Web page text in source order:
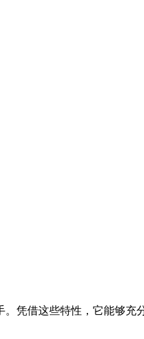
凭借这些特性，它能够充